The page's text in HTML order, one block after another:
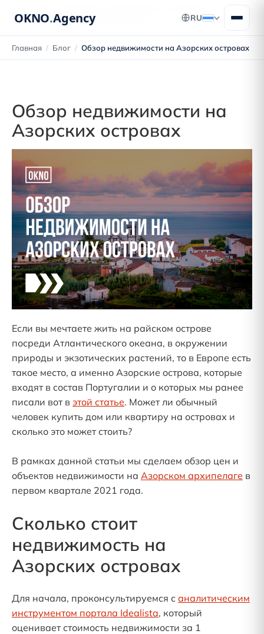
OKNO.Agency RU
Главная / Блог / Обзор недвижимости на Азорских островах
ВНЖ, ПМЖ и гражданства
Обзор недвижимости на
Азорских островах
Если вы мечтаете жить на райском острове
посреди Атлантического океана, в окружении
природы и экзотических растений, то в Европе есть
такое место, а именно Азорские острова, которые
входят в состав Португалии и о которых мы ранее
писали вот в этой статье. Может ли обычный
человек купить дом или квартиру на островах и
сколько это может стоить?
В рамках данной статьи мы сделаем обзор цен и
объектов недвижимости на Азорском архипелаге в
первом квартале 2021 года.
Сколько стоит
недвижимость на
Азорских островах
Для начала, проконсультируемся с аналитическим
инструментом портала Idealista, который
оценивает стоимость недвижимости за 1